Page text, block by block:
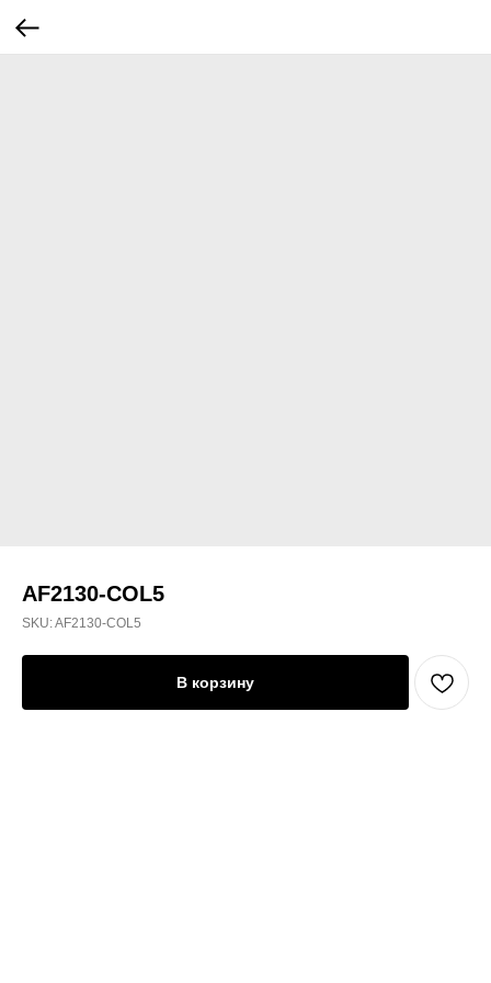
AF2130-COL5
SKU:AF2130-COL5
В корзину